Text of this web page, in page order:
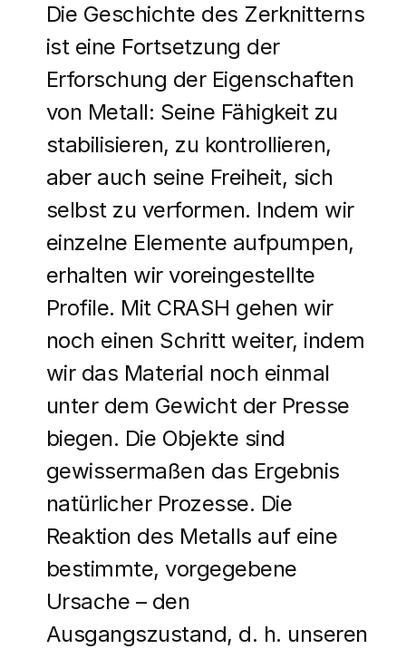
Die Geschichte des Zerknitterns
ist eine Fortsetzung der
Erforschung der Eigenschaften
von Metall: Seine Fähigkeit zu
stabilisieren, zu kontrollieren,
aber auch seine Freiheit, sich
selbst zu verformen. Indem wir
einzelne Elemente aufpumpen,
erhalten wir voreingestellte
Profile. Mit CRASH gehen wir
noch einen Schritt weiter, indem
wir das Material noch einmal
unter dem Gewicht der Presse
biegen. Die Objekte sind
gewissermaßen das Ergebnis
natürlicher Prozesse. Die
Reaktion des Metalls auf eine
bestimmte, vorgegebene
Ursache – den
Ausgangszustand, d. h. unseren